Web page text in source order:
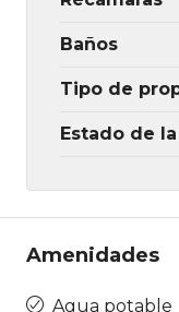
Baños
Tipo de
Estado de
Amenidades
Agua potable